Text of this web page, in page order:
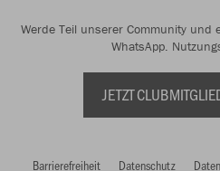
Werde Teil unserer Community und
WhatsApp.
JETZT
Barrierefreiheit Datenschutz